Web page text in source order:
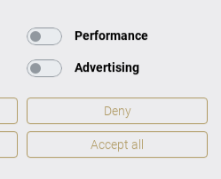
le label Suoni e Colori.
à Schubert (Fantaisie «
est paru chez Lyrinx en
label.
à Paris, il a étudié à
Performance
Advertising
Deny
Accept all